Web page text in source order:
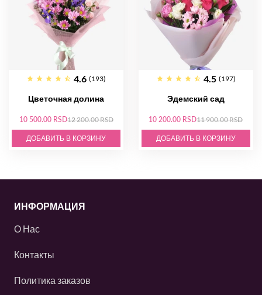
4.6 (193)
Цветочная долина
10 500.00 RSD12 200.00 RSD
ДОБАВИТЬ В КОРЗИНУ
4.5 (197)
Эдемский сад
10 200.00 RSD11 900.00 RSD
ДОБАВИТЬ В КОРЗИНУ
ИНФОРМАЦИЯ
О Нас
Контакты
Политика заказов